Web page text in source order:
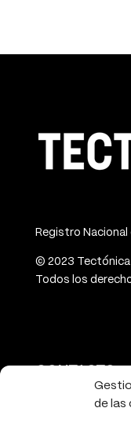
de las
Registro Nacional
© 2023 Tectónica
Todos los